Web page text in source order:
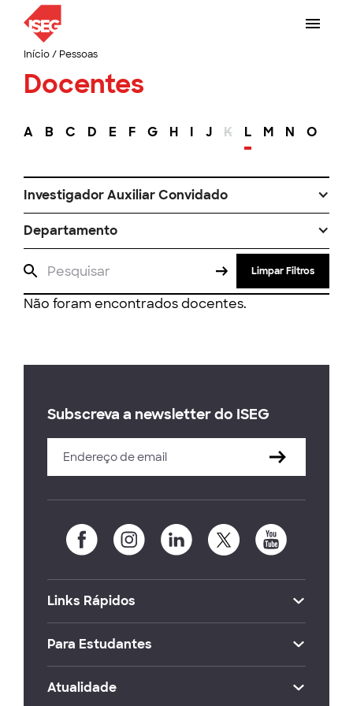
Início/ Pessoas
Docentes
A B C D E F G H I J K L M N O
Investigador Auxiliar Convidado
Departamento
Limpar Filtros
Não foram encontrados docentes.
Subscreva a newsletter do ISEG
Links Rápidos
Para Estudantes
Atualidade